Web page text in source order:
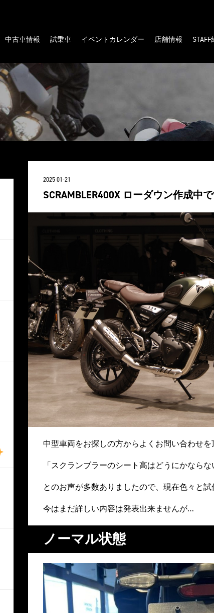
中古車情報 試乗車 イベントカレンダー 店舗情報
2025 01-21
SCRAMBLER400X ローダウン作成中
中型車両をお探しの方からよくお問い合わせ
「スクランブラーのシート高はどうにかならな
とのお声が多数ありましたので、現在色々と
今はまだ詳しい内容は発表出来ませんが…
ノーマル状態